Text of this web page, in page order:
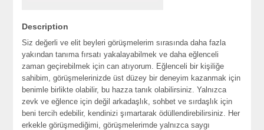
Description
Siz değerli ve elit beyleri görüşmelerim sırasında daha fazla
yakından tanıma fırsatı yakalayabilmek ve daha eğlenceli
zaman geçirebilmek için can atıyorum. Eğlenceli bir kişiliğe
sahibim, görüşmelerinizde üst düzey bir deneyim kazanmak için
benimle birlikte olabilir, bu hazza tanık olabilirsiniz. Yalnızca
zevk ve eğlence için değil arkadaşlık, sohbet ve sırdaşlık için
beni tercih edebilir, kendinizi şımartarak ödüllendirebilirsiniz. Her
erkekle görüşmediğimi, görüşmelerimde yalnızca saygı